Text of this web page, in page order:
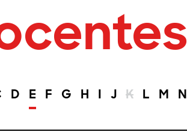
D E F G H I J K L M N